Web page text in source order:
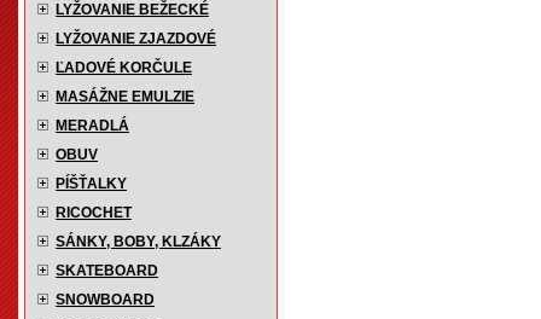
LYŽOVANIE BEŽECKÉ
LYŽOVANIE ZJAZDOVÉ
ĽADOVÉ KORČULE
MASÁŽNE EMULZIE
MERADLÁ
OBUV
PÍŠŤALKY
RICOCHET
SÁNKY, BOBY, KLZÁKY
SKATEBOARD
SNOWBOARD